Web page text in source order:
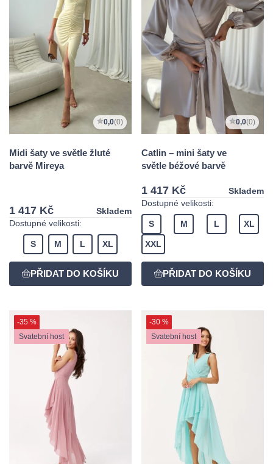
0,0(0)
Midi šaty ve světle žluté
barvě Mireya
1 417 Kč
Skladem
Dostupné velikosti:
S M L XL
0,0(0)
Catlin – mini šaty ve
světle béžové barvě
1 417 Kč
Skladem
Dostupné velikosti:
S M L XL
XXL
-35 %
Svatební host
-30 %
Svatební host